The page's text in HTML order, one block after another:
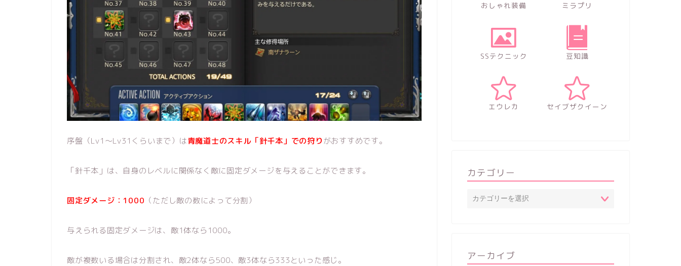
序盤（Lv1～Lv31くらいまで）は青魔道士のスキル「針千本」での狩りがおすすめです。
「針千本」は、自身のレベルに関係なく敵に固定ダメージを与えることができます。
固定ダメージ：1000 （ただし敵の数によって分割）
与えられる固定ダメージは、敵1体なら1000。
敵が複数いる場合は分割され、敵2体なら500、敵3体なら333といった感じ。
おしゃれ装備 ミラプリ
SSテクニック 豆知識
エウレカ セイブザクイーン
カテゴリー
アーカイブ